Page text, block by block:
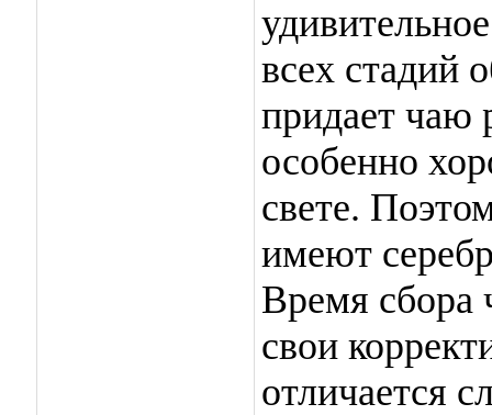
всех стадий
придает чаю
особенно
свете.
имеют
Время сбора
свои
отличается